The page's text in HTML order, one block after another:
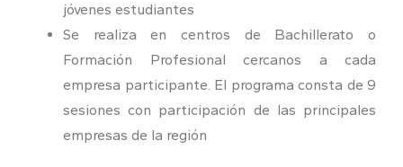
jóvenes estudiantes
Se realiza en centros de Bachillerato o
Formación Profesional cercanos a cada
empresa participante. El programa consta de 9
sesiones con participación de las principales
empresas de la región